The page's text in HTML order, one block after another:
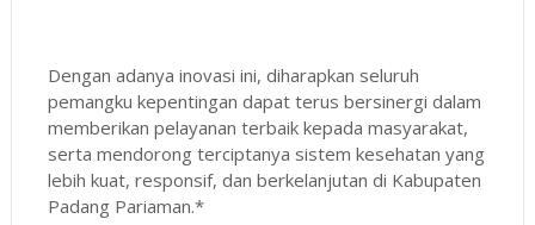
Dengan adanya inovasi ini, diharapkan seluruh
pemangku kepentingan dapat terus bersinergi dalam
memberikan pelayanan terbaik kepada masyarakat,
serta mendorong terciptanya sistem kesehatan yang
lebih kuat, responsif, dan berkelanjutan di Kabupaten
Padang Pariaman.*